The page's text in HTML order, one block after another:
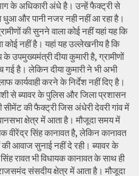
के अधिकारी अंधे है। उन्हें फैक्ट्री से
धुआ और पानी नजर नही नहीं आ रहा है।
की सुनने वाला कोई नहीं यहां यह कि
कोई नहीं है। यहां यह उल्लेखनीय है कि
के उपमुख्यमंत्री दीया कुमारी है, ग्रामीणों
गई है। लेकिन दीया कुमारी ने भी अभी
कार्यवाही करने के निर्देश नहीं दिए है।
से ब्यावर के पुलिस और जिला प्रशासन
सीमेंट की फैक्ट्री जिस अंधेरी देवरी गांव में
क्षेत्र में आता है। मौजूदा समय में
वीरेंद्र सिंह कानावत है, लेकिन कानावत
की आवाज सुनाई नहीं दे रही। ब्यावर के
रावत भी विधायक कानावत के साथ ही
संसदीय क्षेत्र में आता है। मौजूदा